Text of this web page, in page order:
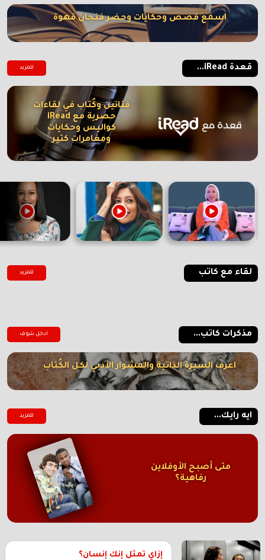
اسمع قصص وحكايات وحضر فنجان قهوة
قعدة iRead... للمزيد
فنانين وكُتاب في لقاءات
حصرية مع iRead
كواليس وحكايات
ومغامرات كتير
لقاء مع كاتب للمزيد
مذكرات كاتب... ادخل شوف
اعرف السيرة الذاتية والمشوار الأدبي لكل الكُتاب
ايه رايك... للمزيد
متى أصبح الأوفلاين
رفاهية؟
إزاي تمثل إنك إنسان؟